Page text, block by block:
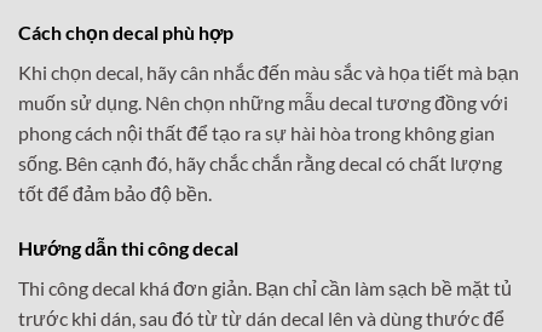
Cách chọn decal phù hợp
Khi chọn decal, hãy cân nhắc đến màu sắc và họa tiết mà bạn
muốn sử dụng. Nên chọn những mẫu decal tương đồng với
phong cách nội thất để tạo ra sự hài hòa trong không gian
sống. Bên cạnh đó, hãy chắc chắn rằng decal có chất lượng
tốt để đảm bảo độ bền.
Hướng dẫn thi công decal
Thi công decal khá đơn giản. Bạn chỉ cần làm sạch bề mặt tủ
trước khi dán, sau đó từ từ dán decal lên và dùng thước để